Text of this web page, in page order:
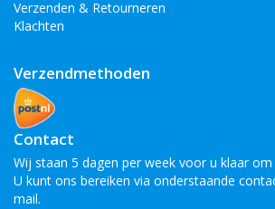
Verzenden & Retourneren
Klachten
Verzendmethoden
Contact
Wij staan 5 dagen per week voor u klaar
U kunt ons bereiken via onderstaande
mail.